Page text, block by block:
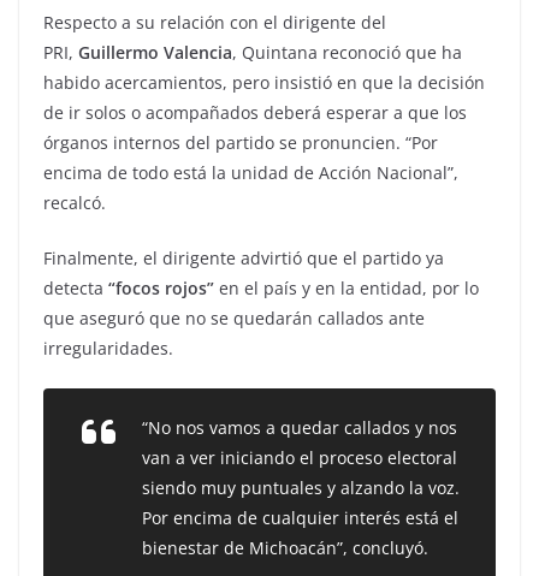
Respecto a su relación con el dirigente del
PRI, Guillermo Valencia, Quintana reconoció que ha
habido acercamientos, pero insistió en que la decisión
de ir solos o acompañados deberá esperar a que los
órganos internos del partido se pronuncien. “Por
encima de todo está la unidad de Acción Nacional”,
recalcó.
Finalmente, el dirigente advirtió que el partido ya
detecta “focos rojos” en el país y en la entidad, por lo
que aseguró que no se quedarán callados ante
irregularidades.
“No nos vamos a quedar callados y nos
van a ver iniciando el proceso electoral
siendo muy puntuales y alzando la voz.
Por encima de cualquier interés está el
bienestar de Michoacán”, concluyó.